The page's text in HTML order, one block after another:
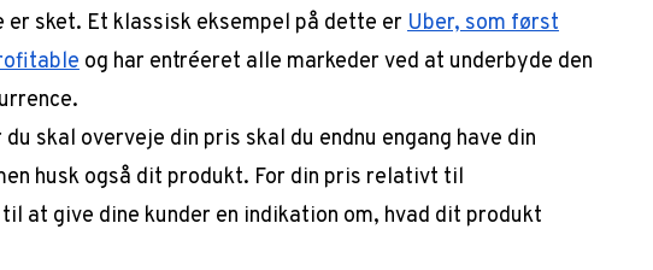
sket. Et klassisk eksempel på dette er Uber, som først
og har entréeret alle markeder ved at underbyde den
skal overveje din pris skal du endnu engang have din
husk også dit produkt. For din pris relativt til
at give dine kunder en indikation om, hvad dit produkt